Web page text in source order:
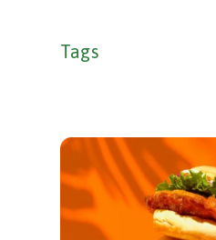
Tags